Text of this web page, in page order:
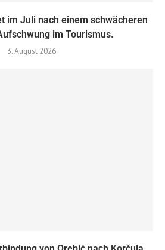
im Juli nach einem schwächeren
im Tourismus.
3. August 2026